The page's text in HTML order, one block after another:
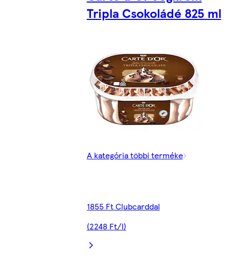
Tripla Csokoládé 825 ml
A kategória többi terméke
1855 Ft Clubcarddal
(2248 Ft/l)